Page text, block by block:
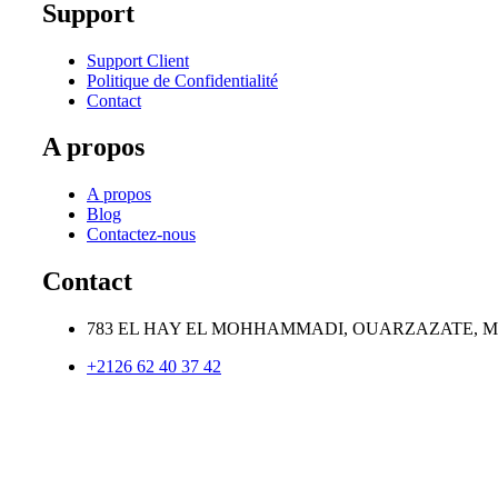
Support
Support Client
Politique de Confidentialité
Contact
A propos
A propos
Blog
Contactez-nous
Contact
783 EL HAY EL MOHHAMMADI, OUARZAZATE,
+2126 62 40 37 42